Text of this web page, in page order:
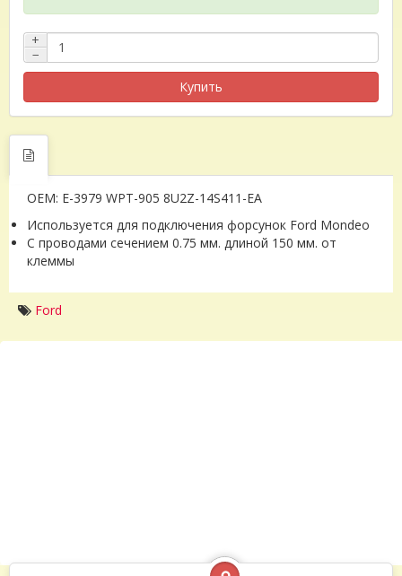
+
−
Купить
OEM: E-3979 WPT-905 8U2Z-14S411-EA
Используется для подключения форсунок Ford Mondeo
С проводами сечением 0.75 мм. длиной 150 мм. от
клеммы
Ford